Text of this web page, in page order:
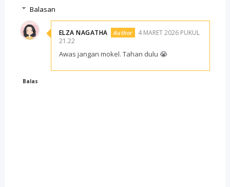
Balasan
ELZA NAGATHA
4 MARET 2026 PUKUL
21.22
Awas jangan mokel. Tahan dulu 😭
Balas